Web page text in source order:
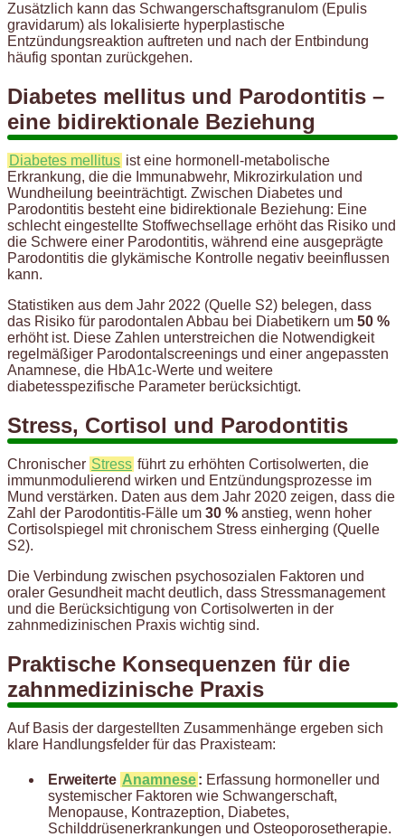
Zusätzlich kann das Schwangerschaftsgranulom (Epulis
gravidarum) als lokalisierte hyperplastische
Entzündungsreaktion auftreten und nach der Entbindung
häufig spontan zurückgehen.
Diabetes mellitus und Parodontitis –
eine bidirektionale Beziehung
Diabetes mellitus ist eine hormonell-metabolische
Erkrankung, die die Immunabwehr, Mikrozirkulation und
Wundheilung beeinträchtigt. Zwischen Diabetes und
Parodontitis besteht eine bidirektionale Beziehung: Eine
schlecht eingestellte Stoffwechsellage erhöht das Risiko und
die Schwere einer Parodontitis, während eine ausgeprägte
Parodontitis die glykämische Kontrolle negativ beeinflussen
kann.
Statistiken aus dem Jahr 2022 (Quelle S2) belegen, dass
das Risiko für parodontalen Abbau bei Diabetikern um 50 %
erhöht ist. Diese Zahlen unterstreichen die Notwendigkeit
regelmäßiger Parodontalscreenings und einer angepassten
Anamnese, die HbA1c-Werte und weitere
diabetesspezifische Parameter berücksichtigt.
Stress, Cortisol und Parodontitis
Chronischer Stress führt zu erhöhten Cortisolwerten, die
immunmodulierend wirken und Entzündungsprozesse im
Mund verstärken. Daten aus dem Jahr 2020 zeigen, dass die
Zahl der Parodontitis-Fälle um 30 % anstieg, wenn hoher
Cortisolspiegel mit chronischem Stress einherging (Quelle
S2).
Die Verbindung zwischen psychosozialen Faktoren und
oraler Gesundheit macht deutlich, dass Stressmanagement
und die Berücksichtigung von Cortisolwerten in der
zahnmedizinischen Praxis wichtig sind.
Praktische Konsequenzen für die
zahnmedizinische Praxis
Auf Basis der dargestellten Zusammenhänge ergeben sich
klare Handlungsfelder für das Praxisteam:
Erweiterte Anamnese: Erfassung hormoneller und
systemischer Faktoren wie Schwangerschaft,
Menopause, Kontrazeption, Diabetes,
Schilddrüsenerkrankungen und Osteoporosetherapie.